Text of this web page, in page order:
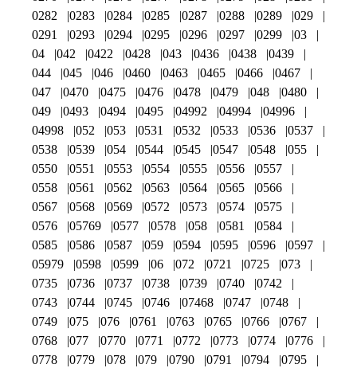
0282
0283 0284 0285 0287 0288 0289
029
0291
0293 0294 0295 0296 0297 0299
03
04
042 0422 0428 043 0436 0438
0439
044
045 046 0460 0463 0465 0466
0467
047
0470 0475 0476 0478 0479 048
0480
049
0493 0494 0495 04992 04994
04996
04998
052 053 0531 0532 0533 0536
0537
0538
0539 054 0544 0545 0547 0548
055
0550
0551 0553 0554 0555 0556
0557
0558
0561 0562 0563 0564 0565
0566
0567
0568 0569 0572 0573 0574
0575
0576
05769 0577 0578 058 0581
0584
0585
0586 0587 059 0594 0595 0596
0597
05979
0598 0599 06 072 0721 0725
073
0735
0736 0737 0738 0739 0740
0742
0743
0744 0745 0746 07468 0747
0748
0749
075 076 0761 0763 0765 0766
0767
0768
077 0770 0771 0772 0773 0774
0776
0778
0779 078 079 0790 0791 0794
0795